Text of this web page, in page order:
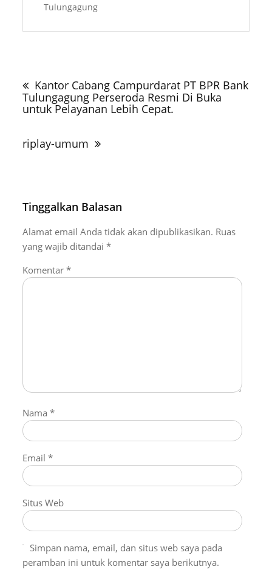
Tulungagung
Kantor Cabang Campurdarat PT BPR Bank
Tulungagung Perseroda Resmi Di Buka
untuk Pelayanan Lebih Cepat.
riplay-umum
Tinggalkan Balasan
Alamat email Anda tidak akan dipublikasikan. Ruas
yang wajib ditandai*
Komentar*
Nama*
Email*
Situs Web
Simpan nama, email, dan situs web saya pada
peramban ini untuk komentar saya berikutnya.